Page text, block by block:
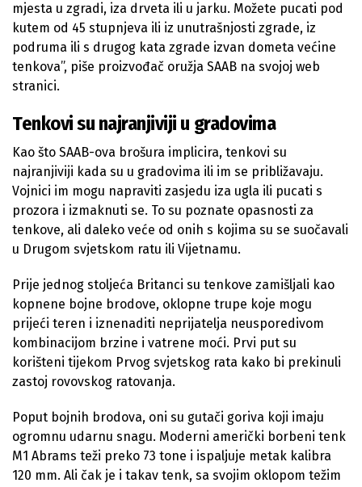
mjesta u zgradi, iza drveta ili u jarku. Možete pucati pod
kutem od 45 stupnjeva ili iz unutrašnjosti zgrade, iz
podruma ili s drugog kata zgrade izvan dometa većine
tenkova”, piše proizvođač oružja SAAB na svojoj web
stranici.
Tenkovi su najranjiviji u gradovima
Kao što SAAB-ova brošura implicira, tenkovi su
najranjiviji kada su u gradovima ili im se približavaju.
Vojnici im mogu napraviti zasjedu iza ugla ili pucati s
prozora i izmaknuti se. To su poznate opasnosti za
tenkove, ali daleko veće od onih s kojima su se suočavali
u Drugom svjetskom ratu ili Vijetnamu.
Prije jednog stoljeća Britanci su tenkove zamišljali kao
kopnene bojne brodove, oklopne trupe koje mogu
prijeći teren i iznenaditi neprijatelja neusporedivom
kombinacijom brzine i vatrene moći. Prvi put su
korišteni tijekom Prvog svjetskog rata kako bi prekinuli
zastoj rovovskog ratovanja.
Poput bojnih brodova, oni su gutači goriva koji imaju
ogromnu udarnu snagu. Moderni američki borbeni tenk
M1 Abrams teži preko 73 tone i ispaljuje metak kalibra
120 mm. Ali čak je i takav tenk, sa svojim oklopom težim